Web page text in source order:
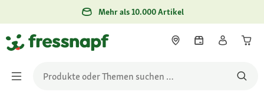
Mehr als 10.000 Artikel